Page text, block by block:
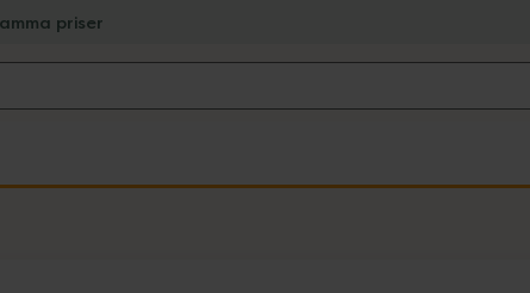
priser